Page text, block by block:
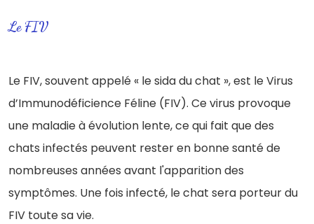
Le FIV
Le FIV, souvent appelé « le sida du chat », est le Virus
d’Immunodéficience Féline (FIV). Ce virus provoque
une maladie à évolution lente, ce qui fait que des
chats infectés peuvent rester en bonne santé de
nombreuses années avant l'apparition des
symptômes. Une fois infecté, le chat sera porteur du
FIV toute sa vie.